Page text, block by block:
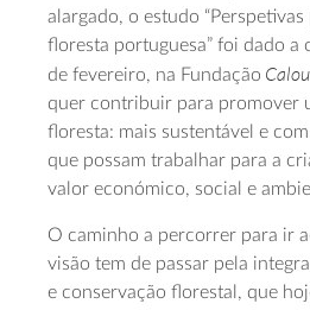
alargado, o estudo
floresta portuguesa” foi dado a
de fevereiro, na Fundação
quer contribuir para promover
floresta: mais sustentável e
que possam trabalhar para a
valor económico, social e
O caminho a percorrer para ir
visão tem de passar pela
e conservação florestal, que